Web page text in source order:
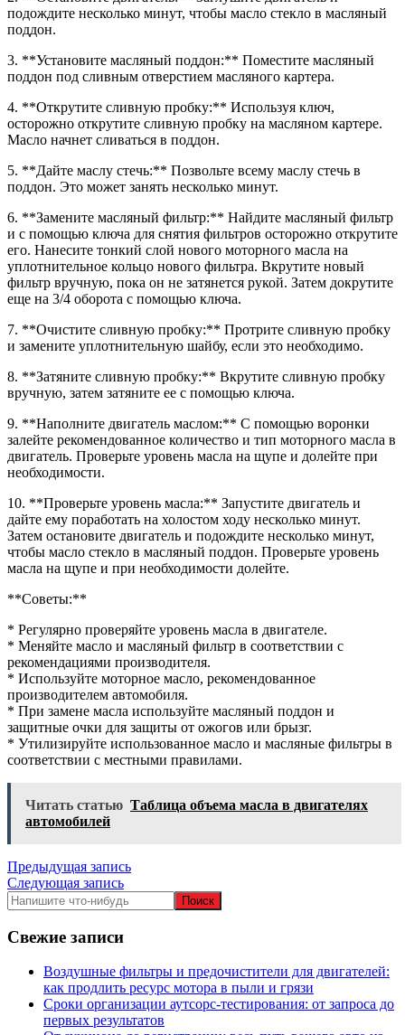
подождите несколько минут, чтобы масло стекло в масляный
поддон.
3. **Установите масляный поддон:** Поместите масляный
поддон под сливным отверстием масляного картера.
4. **Открутите сливную пробку:** Используя ключ,
осторожно открутите сливную пробку на масляном картере.
Масло начнет сливаться в поддон.
5. **Дайте маслу стечь:** Позвольте всему маслу стечь в
поддон. Это может занять несколько минут.
6. **Замените масляный фильтр:** Найдите масляный фильтр
и с помощью ключа для снятия фильтров осторожно открутите
его. Нанесите тонкий слой нового моторного масла на
уплотнительное кольцо нового фильтра. Вкрутите новый
фильтр вручную, пока он не затянется рукой. Затем докрутите
еще на 3/4 оборота с помощью ключа.
7. **Очистите сливную пробку:** Протрите сливную пробку
и замените уплотнительную шайбу, если это необходимо.
8. **Затяните сливную пробку:** Вкрутите сливную пробку
вручную, затем затяните ее с помощью ключа.
9. **Наполните двигатель маслом:** С помощью воронки
залейте рекомендованное количество и тип моторного масла в
двигатель. Проверьте уровень масла на щупе и долейте при
необходимости.
10. **Проверьте уровень масла:** Запустите двигатель и
дайте ему поработать на холостом ходу несколько минут.
Затем остановите двигатель и подождите несколько минут,
чтобы масло стекло в масляный поддон. Проверьте уровень
масла на щупе и при необходимости долейте.
**Советы:**
* Регулярно проверяйте уровень масла в двигателе.
* Меняйте масло и масляный фильтр в соответствии с
рекомендациями производителя.
* Используйте моторное масло, рекомендованное
производителем автомобиля.
* При замене масла используйте масляный поддон и
защитные очки для защиты от ожогов или брызг.
* Утилизируйте использованное масло и масляные фильтры в
соответствии с местными правилами.
Читать статью Таблица объема масла в двигателях
автомобилей
Навигация
по
записям
Предыдущая запись
Следующая запись
Свежие записи
Воздушные фильтры и предочистители для двигателей:
как продлить ресурс мотора в пыли и грязи
Сроки организации аутсорс‑тестирования: от запроса до
первых результатов